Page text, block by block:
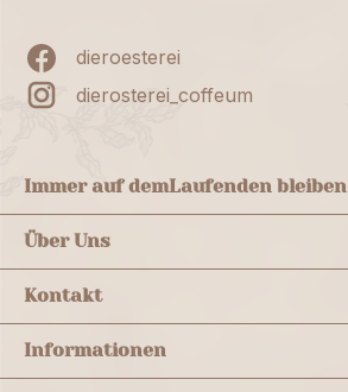
dieroesterei
dierosterei_coffeum
Immer auf demLaufenden bleiben
Über Uns
Kontakt
Informationen